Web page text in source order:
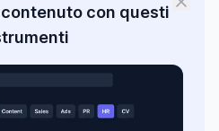
con questi